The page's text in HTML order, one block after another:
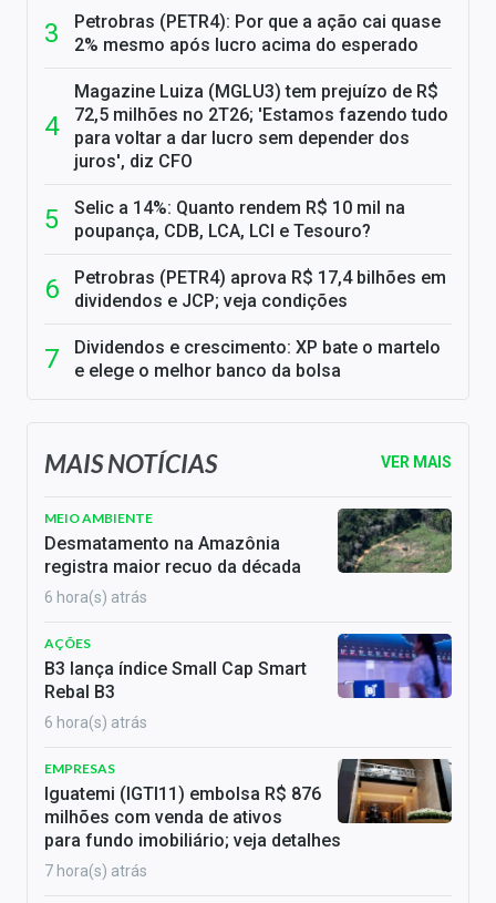
Petrobras (PETR4): Por que a ação cai quase
2% mesmo após lucro acima do esperado
Magazine Luiza (MGLU3) tem prejuízo de R$
72,5 milhões no 2T26; 'Estamos fazendo tudo
para voltar a dar lucro sem depender dos
juros', diz CFO
Selic a 14%: Quanto rendem R$ 10 mil na
poupança, CDB, LCA, LCI e Tesouro?
Petrobras (PETR4) aprova R$ 17,4 bilhões em
dividendos e JCP; veja condições
Dividendos e crescimento: XP bate o martelo
e elege o melhor banco da bolsa
MAIS NOTÍCIAS VER MAIS
MEIO AMBIENTE
Desmatamento na Amazônia
registra maior recuo da década
6 hora(s) atrás
AÇÕES
B3 lança índice Small Cap Smart
Rebal B3
6 hora(s) atrás
EMPRESAS
Iguatemi (IGTI11) embolsa R$ 876
milhões com venda de ativos
para fundo imobiliário; veja detalhes
7 hora(s) atrás